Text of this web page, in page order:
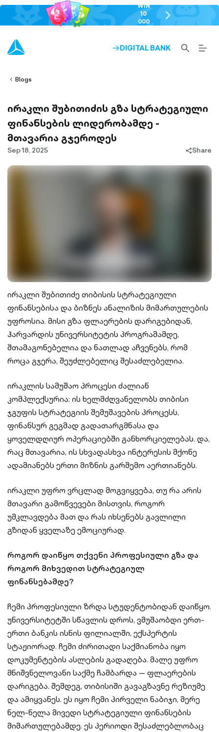
WIN
10
000
chevron-
right-
ARROW-
DIGITAL BANK
SEARCH-
OUTLINED
Blogs
ირაკლი შუბითიძის გზა სტრატეგიული
ფინანსების ლიდერობამდე -
მთავარია გჯეროდეს
Sep 18, 2025
share-
Share
ირაკლი შუბითიძე თიბისის სტრატეგიული
ფინანსებისა და ბიზნეს ანალიზის მიმართულების
უფროსია. მისი გზა ფლაერების დარიგებიდან,
ჰარვარდის უნივერსიტეტის პროგრამამდე,
შთამაგონებელია და ნათლად აჩვენებს, რომ
როცა გჯერა, შეუძლებელიც შესაძლებელია.
ირაკლის სამუშაო პროცესი ძალიან
კომპლექსურია: ის ხელმძღვანელობს თიბისი
ჯგუფის სტრატეგიის შემუშავების პროცესს,
ფინანსურ გეგმად გადათარგმნასა და
ყოველდღიურ ოპერაციებში განხორციელებას. და,
რაც მთავარია, ის სხვადასხვა ინტერესის მქონე
ადამიანებს ერთი მიზნის გარშემო აერთიანებს.
ირაკლი უფრო ვრცლად მოგვიყვება, თუ რა არის
მთავარი გამოწვევები მისთვის, როგორ
უმკლავდება მათ და რას იხსენებს გავლილი
გზიდან ყველაზე ემოციურად.
როგორ დაიწყო თქვენი პროფესიული გზა და
როგორ მიხვედით სტრატეგიულ
ფინანსებამდე?
ჩემი პროფესიული ზრდა სტუდენტობიდან დაიწყო.
უნივერსიტეტში სწავლის დროს, ვმუშაობდი ერთ-
ერთი ბანკის ისნის ფილიალში, ექსპერტის
სტაჟიორად. ჩემი ძირითადი საქმიანობა იყო
დოკუმენტების ასლების გადაღება. მალე უფრო
მნიშვნელოვანი საქმე ჩამბარდა — ფლაერების
დარიგება. შემდეგ, თიბისიში გავაგზავნე რეზიუმე
და ამიყვანეს. ეს იყო ჩემი პირველი ნაბიჯი, მერე
ნელ-ნელა მივედი სტრატეგიული ფინანსების
მიმართულებამდე. ეს პერიოდი შესაძლებლობაც